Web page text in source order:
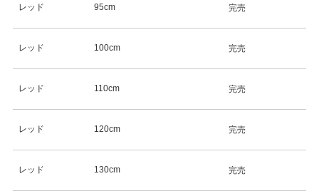
レッド 95cm 完売
レッド 100cm 完売
レッド 110cm 完売
レッド 120cm 完売
レッド 130cm 完売